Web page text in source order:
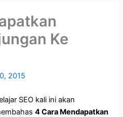
Ke
2015
SEO kali ini akan
4 Cara Mendapatkan